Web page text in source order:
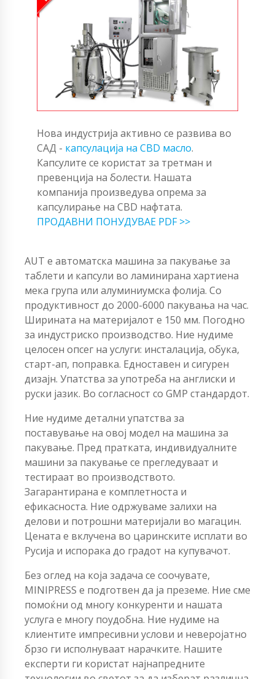
Нова индустрија активно се развива во
САД - капсулација на CBD масло.
Капсулите се користат за третман и
превенција на болести. Нашата
компанија произведува опрема за
капсулирање на CBD нафтата.
ПРОДАВНИ ПОНУДУВАЕ PDF >>
AUT е автоматска машина за пакување за
таблети и капсули во ламинирана хартиена
мека група или алуминиумска фолија. Со
продуктивност до 2000-6000 пакувања на час.
Ширината на материјалот е 150 мм. Погодно
за индустриско производство. Ние нудиме
целосен опсег на услуги: инсталација, обука,
старт-ап, поправка. Едноставен и сигурен
дизајн. Упатства за употреба на англиски и
руски јазик. Во согласност со GMP стандардот.
Ние нудиме детални упатства за
поставување на овој модел на машина за
пакување. Пред пратката, индивидуалните
машини за пакување се прегледуваат и
тестираат во производството.
Загарантирана е комплетноста и
ефикасноста. Ние одржуваме залихи на
делови и потрошни материјали во магацин.
Цената е вклучена во царинските исплати во
Русија и испорака до градот на купувачот.
Без оглед на која задача се соочувате,
MINIPRESS е подготвен да ја преземе. Ние сме
помоќни од многу конкуренти и нашата
услуга е многу поудобна. Ние нудиме на
клиентите импресивни услови и неверојатно
брзо ги исполнуваат нарачките. Нашите
експерти ги користат најнапредните